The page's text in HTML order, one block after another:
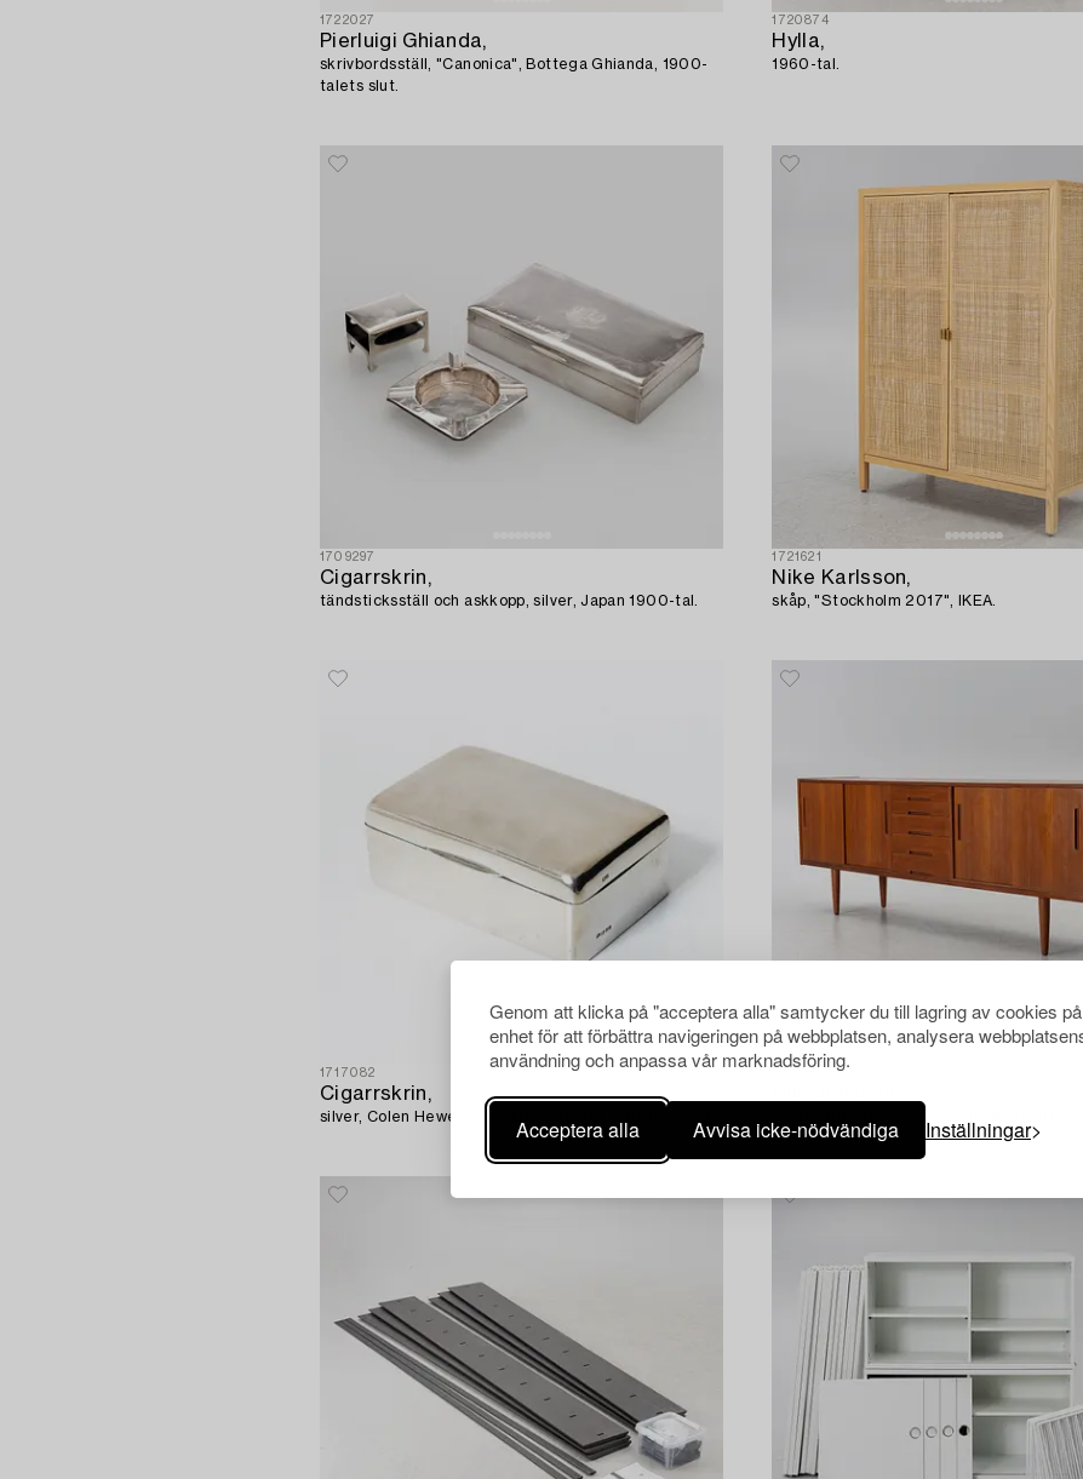
Genom att klicka på "acceptera alla" samtycker du till lagring av cookies
enhet för att förbättra navigeringen på webbplatsen, analysera
användning och anpassa vår marknadsföring.
Acceptera alla Avvisa icke-nödvändiga Inställningar
1722027
Pierluigi Ghianda,
skrivbordsställ, "Canonica", Bottega Ghianda, 1900-
talets slut.
1720874
Hylla,
1960-tal.
1709297
Cigarrskrin,
tändsticksställ och askkopp, silver, Japan 1900-tal.
1721621
Nike Karlsson,
skåp, "Stockholm 2017", IKEA.
1717082
Cigarrskrin,
silver, Colen Hewer Cheshire, Chester, England 1910.